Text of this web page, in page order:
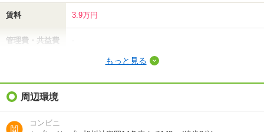
賃料 3.9万円
管理費・共益費 -
礼金（敷引・償
却金）
間取り / 専有面
もっと見る
周辺環境
コンビニ